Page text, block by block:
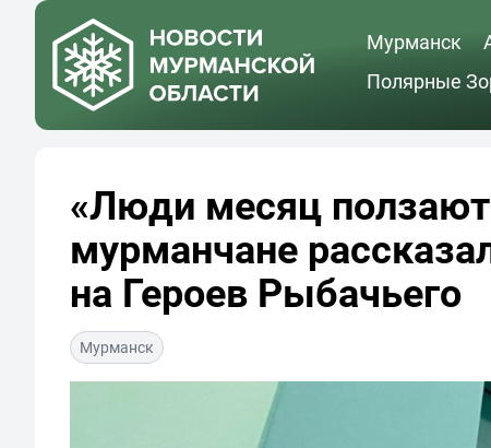
Мурманск
Полярные
«Люди месяц
мурманчане
на Героев Рыбачьего
Мурманск